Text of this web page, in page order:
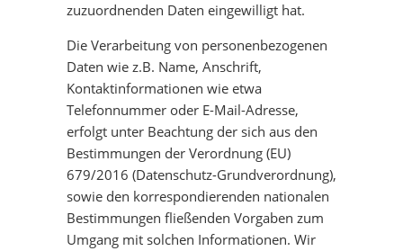
EQUIPMENT
FILMMUSIK-KONZERTE
FILMPREMIEREN
PROMOTRAILER
LEINWÄNDE
KOPFHÖRER - SILENT CINEMA
INDOOR KINO
FILMMUSIK-KONZERTE
FILMPREMIEREN
DATENSCHUTZ
DISCLAIMER
IMPRESSUM
zuzuordnenden Daten eingewilligt hat.
Die Verarbeitung von personenbezogenen
Daten wie z.B. Name, Anschrift,
Kontaktinformationen wie etwa
Telefonnummer oder E-Mail-Adresse,
erfolgt unter Beachtung der sich aus den
Bestimmungen der Verordnung (EU)
679/2016 (Datenschutz-Grundverordnung),
sowie den korrespondierenden nationalen
Bestimmungen fließenden Vorgaben zum
Umgang mit solchen Informationen. Wir